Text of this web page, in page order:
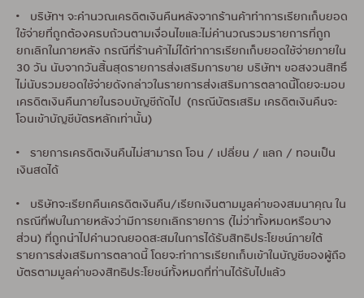
• บริษัทฯ จะคำนวณเครดิตเงินคืนหลังจากร้านค้าทำการเรียกเก็บยอด
ใช้จ่ายที่ถูกต้องครบถ้วนตามเงื่อนไขและไม่คำนวณรวมรายการที่ถูก
ยกเลิกในภายหลัง กรณีที่ร้านค้าไม่ได้ทำการเรียกเก็บยอดใช้จ่ายภายใน
30 วัน นับจากวันสิ้นสุดรายการส่งเสริมการขาย บริษัทฯ ขอสงวนสิทธิ์
ไม่นับรวมยอดใช้จ่ายดังกล่าวในรายการส่งเสริมการตลาดนี้โดยจะมอบ
เครดิตเงินคืนภายในรอบบัญชีถัดไป (กรณีบัตรเสริม เครดิตเงินคืนจะ
โอนเข้าบัญชีบัตรหลักเท่านั้น)
• รายการเครดิตเงินคืนไม่สามารถ โอน / เปลี่ยน / แลก / ทอนเป็น
เงินสดได้
• บริษัทจะเรียกคืนเครดิตเงินคืน/เรียกเงินตามมูลค่าของสมนาคุณ ใน
กรณีที่พบในภายหลังว่ามีการยกเลิกรายการ (ไม่ว่าทั้งหมดหรือบาง
ส่วน) ที่ถูกนำไปคำนวณยอดสะสมในการได้รับสิทธิประโยชน์ภายใต้
รายการส่งเสริมการตลาดนี้ โดยจะทำการเรียกเก็บเข้าในบัญชีของผู้ถือ
บัตรตามมูลค่าของสิทธิประโยชน์ทั้งหมดที่ท่านได้รับไปแล้ว